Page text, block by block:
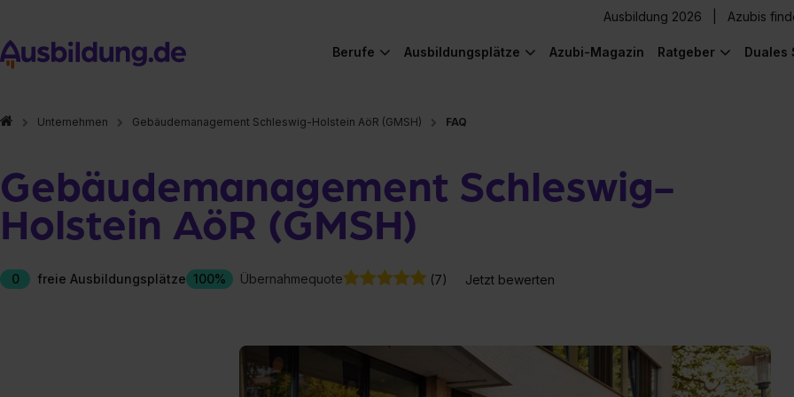
Ausbildung 2026 Azubis
Berufe Ausbildungsplätze Azubi-Magazin Ratgeber Duales
Unternehmen Gebäudemanagement Schleswig-Holstein AöR (GMSH) FAQ
Gebäudemanagement Schleswig-
Holstein AöR (GMSH)
0 freie Ausbildungsplätze 100% Übernahmequote (7) Jetzt bewerten